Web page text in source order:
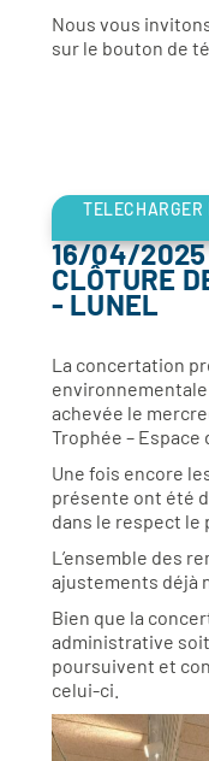
Nous vous
sur le bouton de
16/04/2025
CLÔTURE
- LUNEL
La concertation
achevée le
Trophée – Espace
Une fois encore
présente ont été
dans le respect le
L’ensemble des
ajustements déjà
Bien que la
administrative
poursuivent et
celui-ci.